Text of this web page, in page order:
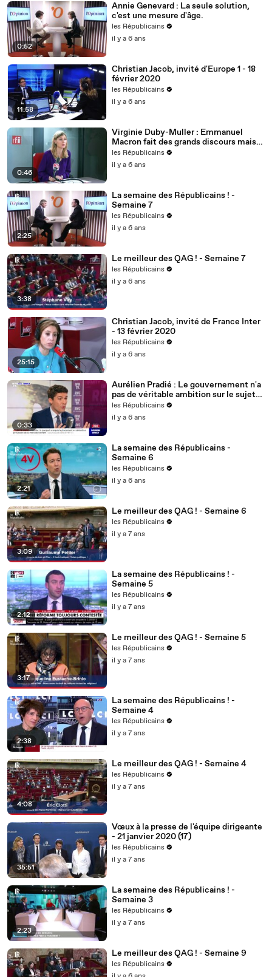
0:52
Annie Genevard : La seule solution,
c'est une mesure d'âge.
les Républicains
il y a 6 ans
11:58
Christian Jacob, invité d'Europe 1 - 18
février 2020
les Républicains
il y a 6 ans
0:46
Virginie Duby-Muller : Emmanuel
Macron fait des grands discours mais
nous voulons des actes !
les Républicains
il y a 6 ans
2:25
La semaine des Républicains ! -
Semaine 7
les Républicains
il y a 6 ans
3:38
Le meilleur des QAG ! - Semaine 7
les Républicains
il y a 6 ans
25:15
Christian Jacob, invité de France Inter
- 13 février 2020
les Républicains
il y a 6 ans
0:33
Aurélien Pradié : Le gouvernement n'a
pas de véritable ambition sur le sujet
du handicap.
les Républicains
il y a 6 ans
2:21
La semaine des Républicains -
Semaine 6
les Républicains
il y a 6 ans
3:09
Le meilleur des QAG ! - Semaine 6
les Républicains
il y a 7 ans
2:12
La semaine des Républicains ! -
Semaine 5
les Républicains
il y a 7 ans
3:17
Le meilleur des QAG ! - Semaine 5
les Républicains
il y a 7 ans
2:38
La semaine des Républicains ! -
Semaine 4
les Républicains
il y a 7 ans
4:08
Le meilleur des QAG ! - Semaine 4
les Républicains
il y a 7 ans
35:51
Vœux à la presse de l'équipe dirigeante
- 21 janvier 2020 (17)
les Républicains
il y a 7 ans
2:23
La semaine des Républicains ! -
Semaine 3
les Républicains
il y a 7 ans
Le meilleur des QAG ! - Semaine 9
les Républicains